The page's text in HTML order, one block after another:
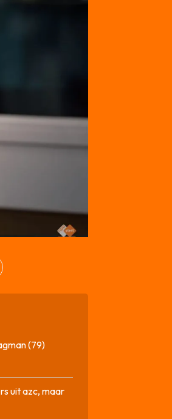
(79)
uit azc, maar